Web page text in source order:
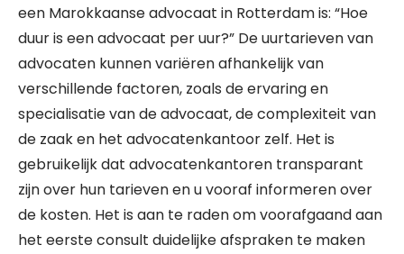
een Marokkaanse advocaat in Rotterdam is: “Hoe
duur is een advocaat per uur?” De uurtarieven van
advocaten kunnen variëren afhankelijk van
verschillende factoren, zoals de ervaring en
specialisatie van de advocaat, de complexiteit van
de zaak en het advocatenkantoor zelf. Het is
gebruikelijk dat advocatenkantoren transparant
zijn over hun tarieven en u vooraf informeren over
de kosten. Het is aan te raden om voorafgaand aan
het eerste consult duidelijke afspraken te maken